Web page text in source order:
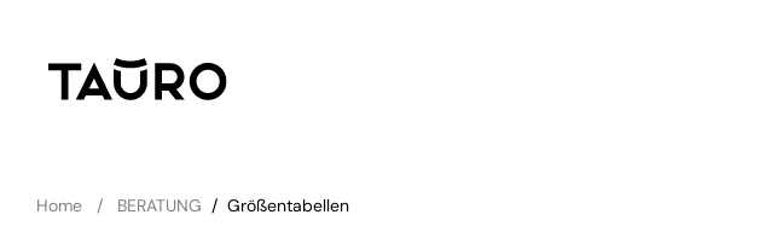
Home BERATUNG / Größentabellen